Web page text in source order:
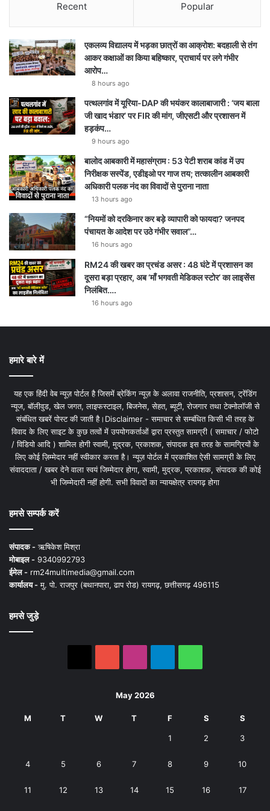
T
u
e
t
a
r
a
e
g
a
m
t
s
p
p
Recent Popular
एकलव्य विद्यालय में भड़का छात्रों का आक्रोश: बदहाली से तंग
आकर कक्षाओं का किया बहिष्कार, प्राचार्य पर लगे गंभीर
आरोप…
8 hours ago
पत्थलगांव में यूरिया-DAP की भयंकर कालाबाजारी : ‘जय बाला
जी खाद भंडार’ पर FIR की मांग, जीएसटी और प्रशासन में
हड़कंप…
9 hours ago
बालोद आबकारी में महासंग्राम : 53 पेटी शराब कांड में उप
निरीक्षक सस्पेंड, एडीइओ पर गाज तय; तत्कालीन आबकारी
अधिकारी पलक नंद का विवादों से पुराना नाता
13 hours ago
“नियमों को दरकिनार कर बड़े व्यापारी को फायदा? जनपद
पंचायत के आदेश पर उठे गंभीर सवाल”…
16 hours ago
RM24 की खबर का प्रचंड असर : 48 घंटे में प्रशासन का
दूसरा बड़ा प्रहार, अब ‘माँ भगवती मेडिकल स्टोर’ का लाइसेंस
निलंबित….
16 hours ago
हमारे बारे में
यह एक हिंदी वेब न्यूज़ पोर्टल है जिसमें ब्रेकिंग न्यूज़ के अलावा राजनीति, प्रशासन, ट्रेंडिंग
न्यूज, बॉलीवुड, खेल जगत, लाइफस्टाइल, बिजनेस, सेहत, ब्यूटी, रोजगार तथा टेक्नोलॉजी से
संबंधित खबरें पोस्ट की जाती है।Disclaimer - समाचार से सम्बंधित किसी भी तरह के
विवाद के लिए साइट के कुछ तत्वों में उपयोगकर्ताओं द्वारा प्रस्तुत सामग्री ( समाचार / फोटो
/ विडियो आदि ) शामिल होगी स्वामी, मुद्रक, प्रकाशक, संपादक इस तरह के सामग्रियों के
लिए कोई ज़िम्मेदार नहीं स्वीकार करता है। न्यूज़ पोर्टल में प्रकाशित ऐसी सामग्री के लिए
संवाददाता / खबर देने वाला स्वयं जिम्मेदार होगा, स्वामी, मुद्रक, प्रकाशक, संपादक की कोई
भी जिम्मेदारी नहीं होगी. सभी विवादों का न्यायक्षेत्र रायगढ़ होगा
हमसे सम्पर्क करें
संपादक -ऋषिकेश मिश्रा
मोबाइल - 9340992793
ईमेल - rm24multimedia@gmail.com
कार्यालय -मु. पो. राजपुर (बथानपारा, ढाप रोड) रायगढ़, छत्तीसगढ़ 496115
हमसे जुड़े
May 2026
M T W T F S S
1 2 3
4 5 6 7 8 9 10
11 12 13 14 15 16 17